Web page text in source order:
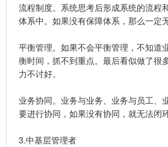
流程制度。系统思考后形成系统的流程
体系中。如果没有保障体系，那么一定
平衡管理。如果不会平衡管理，不知道
衡时间，抓不到重点。最后看似做了很
力不讨好。
业务协同。业务与业务、业务与员工、
要进行协同，如果没有协同，就无法闭环
3.中基层管理者